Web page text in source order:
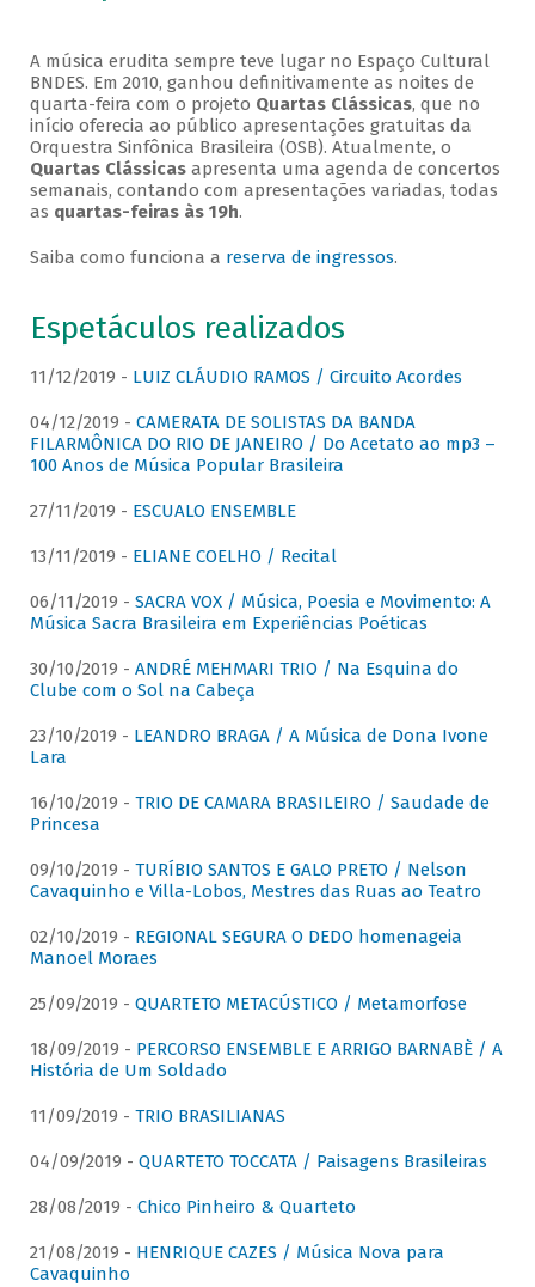
A música erudita sempre teve lugar no Espaço Cultural
BNDES. Em 2010, ganhou definitivamente as noites de
quarta-feira com o projeto Quartas Clássicas, que no
início oferecia ao público apresentações gratuitas da
Orquestra Sinfônica Brasileira (OSB). Atualmente, o
Quartas Clássicasapresenta uma agenda de concertos
semanais, contando com apresentações variadas, todas
as quartas-feiras às 19h.
Saiba como funciona a reserva de ingressos.
Espetáculos realizados
11/12/2019 - LUIZ CLÁUDIO RAMOS / Circuito Acordes
04/12/2019 - CAMERATA DE SOLISTAS DA BANDA
FILARMÔNICA DO RIO DE JANEIRO / Do Acetato ao mp3 –
100 Anos de Música Popular Brasileira
27/11/2019 - ESCUALO ENSEMBLE
13/11/2019 - ELIANE COELHO / Recital
06/11/2019 - SACRA VOX / Música, Poesia e Movimento: A
Música Sacra Brasileira em Experiências Poéticas
30/10/2019 - ANDRÉ MEHMARI TRIO / Na Esquina do
Clube com o Sol na Cabeça
23/10/2019 - LEANDRO BRAGA / A Música de Dona Ivone
Lara
16/10/2019 - TRIO DE CAMARA BRASILEIRO / Saudade de
Princesa
09/10/2019 - TURÍBIO SANTOS E GALO PRETO / Nelson
Cavaquinho e Villa-Lobos, Mestres das Ruas ao Teatro
02/10/2019 - REGIONAL SEGURA O DEDO homenageia
Manoel Moraes
25/09/2019 - QUARTETO METACÚSTICO / Metamorfose
18/09/2019 - PERCORSO ENSEMBLE E ARRIGO BARNABÈ / A
História de Um Soldado
11/09/2019 - TRIO BRASILIANAS
04/09/2019 - QUARTETO TOCCATA / Paisagens Brasileiras
28/08/2019 - Chico Pinheiro & Quarteto
21/08/2019 - HENRIQUE CAZES / Música Nova para
Cavaquinho